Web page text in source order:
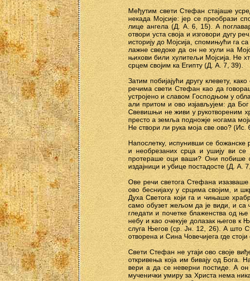
Међутим свети Стефан стајаше
некада Мојсије: јер се преобрази
лице ангела (Д. А. 6, 15). А
отвори уста своја и изговори дугу
историју до Мојсија, спомињући га
лажне сведоке да он не хули на
њихови били хулитељи Мојсија. Не
срцем својим ка Египту (Д. А. 7, 39).
Затим побијајући другу клевету,
речима свети Стефан као да
устројено и славом Господњом у
али притом и ово изјављујем: да
Свевишњи не живи у рукотвореним
престо а земља подножје ногама
Не створи ли рука моја све ово? (Ис.
Напослетку, испунивши се божанске
и необрезаних срца и ушију ви
протераше оци ваши? Они побише
издајници и убице постадосте (Д. А.
Ове речи светога Стефана
ово беснијаху у срцима својим, и
Духа Светога који га и чињаше
само обузет жељом да је види, и са
гледати и почетке блаженства од
небу и као очекује долазак његов
слуга Његов (ср. Јн. 12, 26). А што
отворена и Сина Човечијега где
Свети Стефан не утаји ово своје
откривења која им бивају од Бога.
вери а да се неверни постиде. А он
мученички умиру за Христа нема